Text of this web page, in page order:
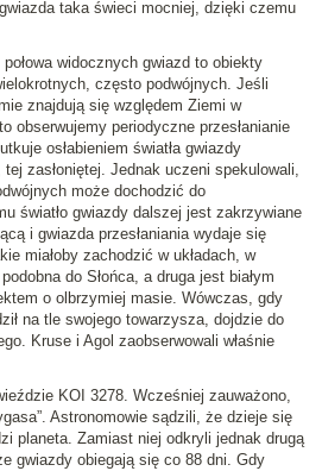
taka świeci mocniej, dzięki czemu
widocznych gwiazd to obiekty
często podwójnych. Jeśli
znajdują się względem Ziemi w
obserwujemy periodyczne przesłanianie
osłabieniem światła gwiazdy
zasłoniętej. Jednak uczeni spekulowali,
może dochodzić do
światło gwiazdy dalszej jest zakrzywiane
i gwiazda przesłaniania wydaje się
miałoby zachodzić w układach, w
do Słońca, a druga jest białym
o olbrzymiej masie. Wówczas, gdy
na tle swojego towarzysza, dojdzie do
Kruse i Agol zaobserwowali właśnie
KOI 3278. Wcześniej zauważono,
Astronomowie sądzili, że dzieje się
planeta. Zamiast niej odkryli jednak drugą
gwiazdy obiegają się co 88 dni. Gdy